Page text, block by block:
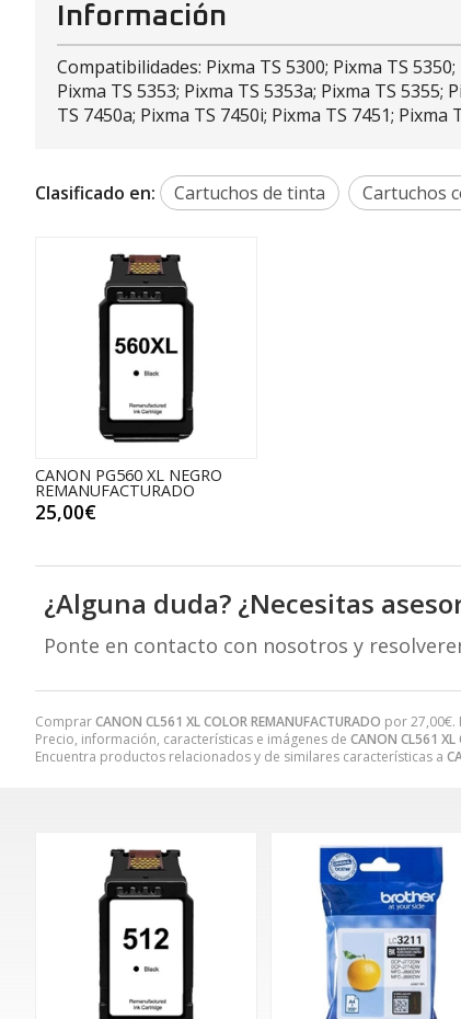
ComprarCANON CL561 XL COLOR REMANUFACTURADO por27,00€.
Precio, información, características e imágenes de CANON CL561 XL
Encuentra productos relacionados y de similares características a
Información
Compatibilidades: Pixma TS 5300; Pixma TS
Pixma TS 5353; Pixma TS 5353a; Pixma TS 5355;
TS 7450a; Pixma TS 7450i; Pixma TS 7451; Pixma
Clasificado en: Cartuchos de tinta Cartuchos
CANON PG560 XL NEGRO
REMANUFACTURADO
25,00€
¿Alguna duda? ¿Necesitas
Ponte en contacto con nosotros y